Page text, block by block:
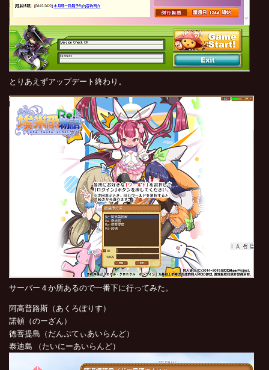
とりあえずアップデート終わり。
サーバー４か所あるので一番下に行ってみた。
阿高普路斯（あくろぽりす）
諾頓（のーざん）
德菩提島（だんぷてぃあいらんど）
泰迪島 （たいにーあいらんど）